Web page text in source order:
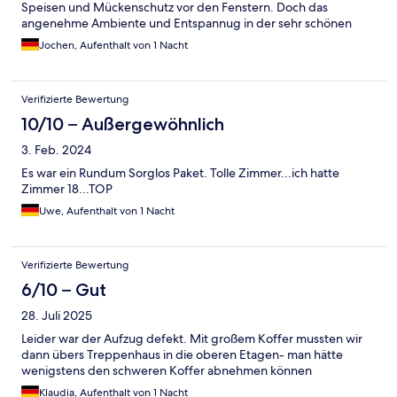
Speisen und Mückenschutz vor den Fenstern. Doch das
angenehme Ambiente und Entspannug in der sehr schönen
Sauna macht dies wett.
Jochen, Aufenthalt von 1 Nacht
Verifizierte Bewertung
10/10 – Außergewöhnlich
3. Feb. 2024
Es war ein Rundum Sorglos Paket. Tolle Zimmer...ich hatte
Zimmer 18...TOP
Uwe, Aufenthalt von 1 Nacht
Verifizierte Bewertung
6/10 – Gut
28. Juli 2025
Leider war der Aufzug defekt. Mit großem Koffer mussten wir
dann übers Treppenhaus in die oberen Etagen- man hätte
wenigstens den schweren Koffer abnehmen können
Klaudia, Aufenthalt von 1 Nacht